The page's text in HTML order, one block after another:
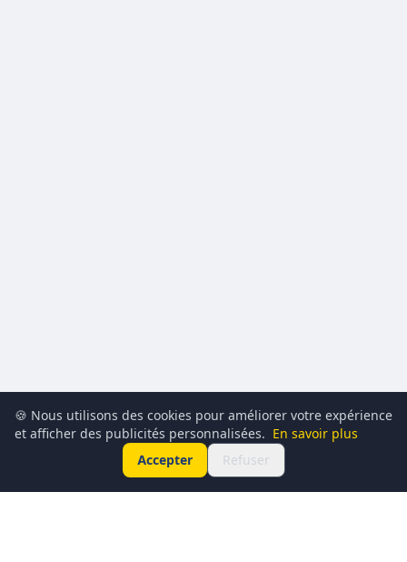
🍪 Nous utilisons des cookies pour améliorer votre expérience
et afficher des publicités personnalisées. En savoir plus
Accepter
Refuser